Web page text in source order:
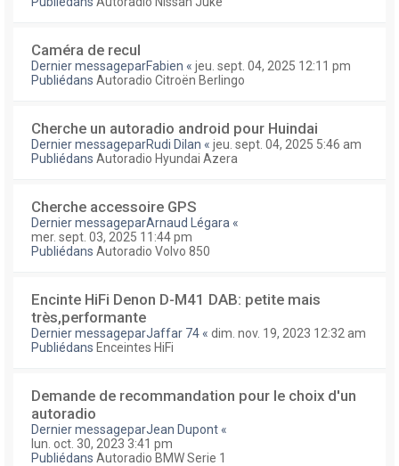
Caméra de recul
Dernier messageparFabien « jeu. sept. 04, 2025 12:11 pm
Publiédans Autoradio Citroën Berlingo
Cherche un autoradio android pour Huindai
Dernier messageparRudi Dilan « jeu. sept. 04, 2025 5:46 am
Publiédans Autoradio Hyundai Azera
Cherche accessoire GPS
Dernier messageparArnaud Légara «
mer. sept. 03, 2025 11:44 pm
Publiédans Autoradio Volvo 850
Encinte HiFi Denon D-M41 DAB: petite mais
très,performante
Dernier messageparJaffar 74 « dim. nov. 19, 2023 12:32 am
Publiédans Enceintes HiFi
Demande de recommandation pour le choix d'un
autoradio
Dernier messageparJean Dupont «
lun. oct. 30, 2023 3:41 pm
Publiédans Autoradio BMW Serie 1